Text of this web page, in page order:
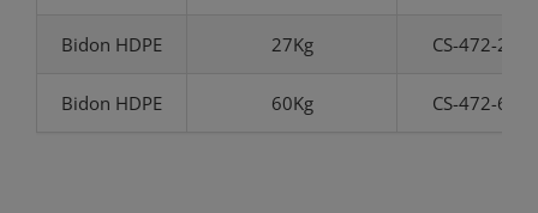
Bidon HDPE 27Kg CS-472-27
Bidon HDPE 60Kg CS-472-60